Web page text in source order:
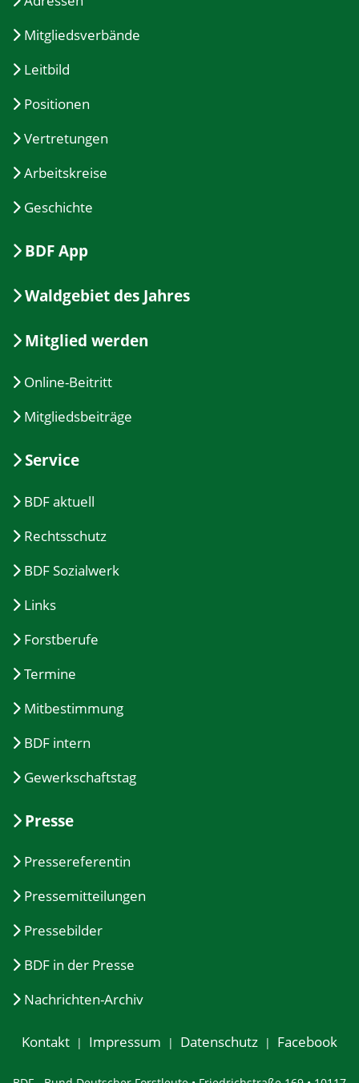
Mitgliedsverbände
Leitbild
Positionen
Vertretungen
Arbeitskreise
Geschichte
BDF App
Waldgebiet des Jahres
Mitglied werden
Online-Beitritt
Mitgliedsbeiträge
Service
BDF aktuell
Rechtsschutz
BDF Sozialwerk
Links
Forstberufe
Termine
Mitbestimmung
BDF intern
Gewerkschaftstag
Presse
Pressereferentin
Pressemitteilungen
Pressebilder
BDF in der Presse
Nachrichten-Archiv
Kontakt Impressum Datenschutz Facebook